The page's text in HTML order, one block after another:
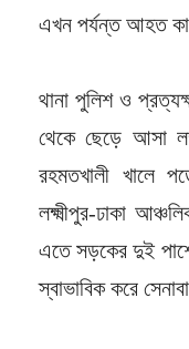
এখন পর্যন্ত আহত
থানা পুলিশ ও
থেকে ছেড়ে আসা
রহমতখালী খালে
লক্ষ্মীপুর-ঢাকা
এতে সড়কের দুই
স্বাভাবিক করে